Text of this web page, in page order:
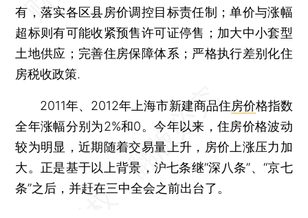
有，落实各区县房价调控目标责任制；单价与涨幅
超标则有可能收紧预售许可证停售；加大中小套型
土地供应；完善住房保障体系；严格执行差别化住
房税收政策.
2011年、2012年上海市新建商品住房价格指数
全年涨幅分别为2%和0。今年以来，住房价格波动
较为明显，近期随着交易量上升，房价上涨压力加
大。正是基于以上背景，沪七条继“深八条”、“京七
条”之后，并赶在三中全会之前出台了。